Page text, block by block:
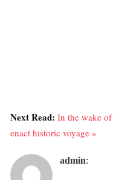
Next Read: In the wake of
enact historic voyage »
admin: